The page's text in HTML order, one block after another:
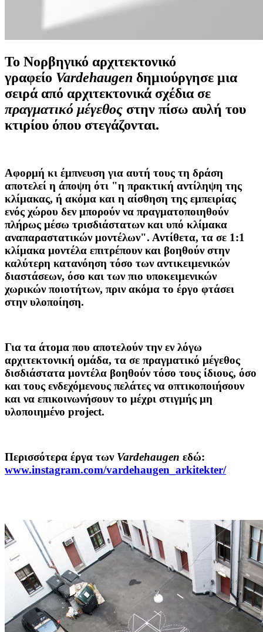
Το Νορβηγικό αρχιτεκτονικό
γραφείο Vardehaugen δημιούργησε μια
σειρά από αρχιτεκτονικά σχέδια σε
πραγματικό μέγεθος στην πίσω αυλή του
κτιρίου όπου στεγάζονται.
Αφορμή κι έμπνευση για αυτή τους τη δράση
αποτελεί η άποψη ότι "η πρακτική αντίληψη της
κλίμακας, ή ακόμα και η αίσθηση της εμπειρίας
ενός χώρου δεν μπορούν να πραγματοποιηθούν
πλήρως μέσω τρισδιάστατων και υπό κλίμακα
αναπαραστατικών μοντέλων". Αντίθετα, τα σε 1:1
κλίμακα μοντέλα επιτρέπουν και βοηθούν στην
καλύτερη κατανόηση τόσο των αντικειμενικών
διαστάσεων, όσο και των πιο υποκειμενικών
χωρικών ποιοτήτων, πριν ακόμα το έργο φτάσει
στην υλοποίηση.
Για τα άτομα που αποτελούν την εν λόγω
αρχιτεκτονική ομάδα, τα σε πραγματικό μέγεθος
δισδιάστατα μοντέλα βοηθούν τόσο τους ίδιους, όσο
και τους ενδεχόμενους πελάτες να οπτικοποιήσουν
και να επικοινωνήσουν το μέχρι στιγμής μη
υλοποιημένο project.
Περισσότερα έργα των Vardehaugen εδώ:
www.instagram.com/vardehaugen_arkitekter/